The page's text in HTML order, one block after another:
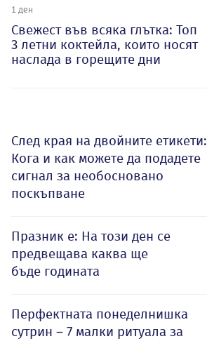
1 ден
Свежест във всяка глътка: Топ
3 летни коктейла, които носят
наслада в горещите дни
След края на двойните етикети:
Кога и как можете да подадете
сигнал за необосновано
поскъпване
Празник е: На този ден се
предвещава каква ще
бъде годината
Перфектната понеделнишка
сутрин – 7 малки ритуала за